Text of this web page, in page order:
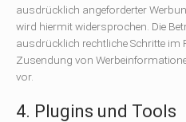
ausdrücklich angeforderter
wird hiermit widersprochen. Die
ausdrücklich rechtliche Schritte im
Zusendung von
vor.
4. Plugins und Tools